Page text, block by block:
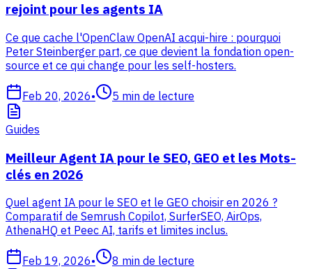
rejoint pour les agents IA
Ce que cache l'OpenClaw OpenAI acqui-hire : pourquoi
Peter Steinberger part, ce que devient la fondation open-
source et ce qui change pour les self-hosters.
Feb 20, 2026• 5 min de lecture
Guides
Meilleur Agent IA pour le SEO, GEO et les Mots-
clés en 2026
Quel agent IA pour le SEO et le GEO choisir en 2026 ?
Comparatif de Semrush Copilot, SurferSEO, AirOps,
AthenaHQ et Peec AI, tarifs et limites inclus.
Feb 19, 2026• 8 min de lecture